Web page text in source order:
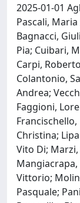
2025-01-01
Pascali,
Bagnacci,
Pia; Cuibari,
Carpi,
Colantonio,
Andrea;
Faggioni,
Christina;
Vito Di;
Mangiacrapa,
Vittorio;
Pasquale;